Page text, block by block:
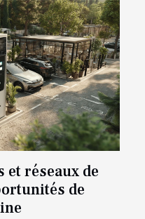
réseaux de
de